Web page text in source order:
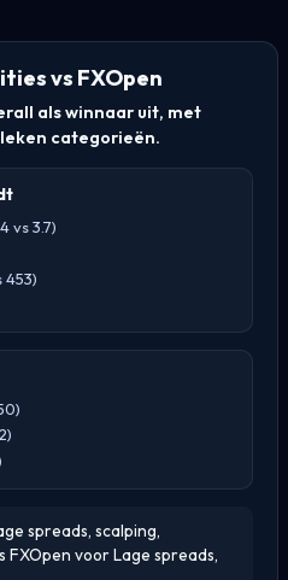
vs FXOpen
als winnaar uit, met
categorieën.
vs 3.7)
453)
spreads, scalping,
FXOpen voor Lage spreads,